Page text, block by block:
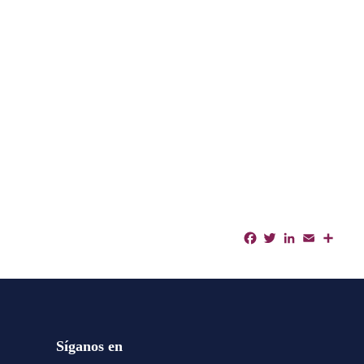
Facebook
TwitterLinkedIn
Email
Síganos en